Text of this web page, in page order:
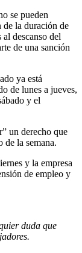
se pueden
de la duración de
descanso del
de una sanción
ya está
de lunes a jueves,
y el
un derecho que
la semana.
y la empresa
de empleo y
duda que